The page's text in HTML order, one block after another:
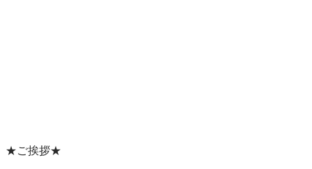
★ご挨拶★